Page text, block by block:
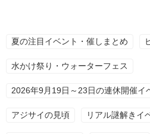
夏の注目イベント・催しまとめ
水かけ祭り・ウォーターフェス
2026年9月19日～23日の連休開催イ
アジサイの見頃 リアル謎解きイ